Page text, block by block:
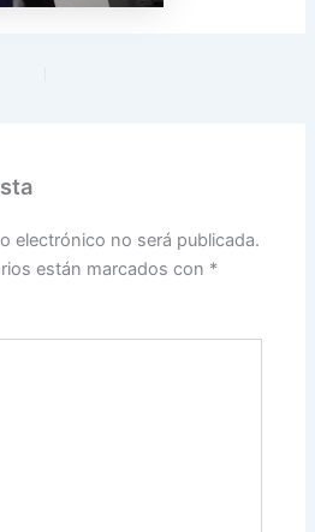
electrónico no será publicada.
están marcados con *